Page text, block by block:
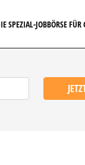
SPEZIAL-JOBBÖRSE